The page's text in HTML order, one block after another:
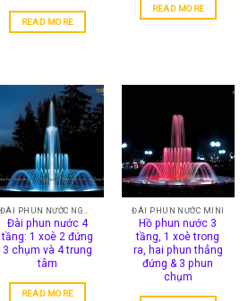
READ MORE
READ MORE
Đài phun nước 4
tầng: 1 xoè 2 đứng
3 chụm và 4 trung
tâm
READ MORE
ĐÀI PHUN NƯỚC MINI
Hồ phun nước 3
tầng, 1 xoè trong
ra, hai phun thẳng
đứng & 3 phun
chụm